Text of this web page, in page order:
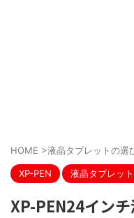
HOME >液晶タブレットの選
XP-PEN 液晶タブレッ
XP-PEN24イン